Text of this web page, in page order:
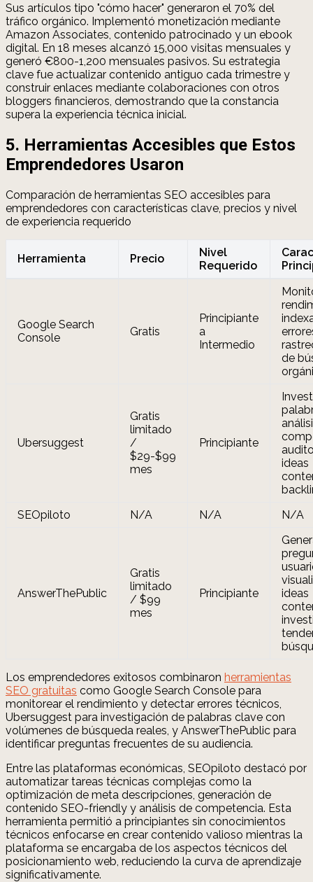
Sus artículos tipo "cómo hacer" generaron el 70% del
tráfico orgánico. Implementó monetización mediante
Amazon Associates, contenido patrocinado y un ebook
digital. En 18 meses alcanzó 15,000 visitas mensuales y
generó €800-1,200 mensuales pasivos. Su estrategia
clave fue actualizar contenido antiguo cada trimestre y
construir enlaces mediante colaboraciones con otros
bloggers financieros, demostrando que la constancia
supera la experiencia técnica inicial.
5. Herramientas Accesibles que Estos
Emprendedores Usaron
Comparación de herramientas SEO accesibles para
emprendedores con características clave, precios y nivel
de experiencia requerido
Herramienta Precio
Nivel
Requerido
Google Search
Console
Gratis
Principiante
a
Intermedio
de
Ubersuggest
Gratis
limitado
/
$29-$99
mes
Principiante
ideas
SEOpiloto
N/A N/A N/A
AnswerThePublic
Gratis
limitado
/ $99
mes
Principiante
ideas
Los emprendedores exitosos combinaron herramientas
SEO gratuitas como Google Search Console para
monitorear el rendimiento y detectar errores técnicos,
Ubersuggest para investigación de palabras clave con
volúmenes de búsqueda reales, y AnswerThePublic para
identificar preguntas frecuentes de su audiencia.
Entre las plataformas económicas, SEOpiloto destacó por
automatizar tareas técnicas complejas como la
optimización de meta descripciones, generación de
contenido SEO-friendly y análisis de competencia. Esta
herramienta permitió a principiantes sin conocimientos
técnicos enfocarse en crear contenido valioso mientras la
plataforma se encargaba de los aspectos técnicos del
posicionamiento web, reduciendo la curva de aprendizaje
significativamente.